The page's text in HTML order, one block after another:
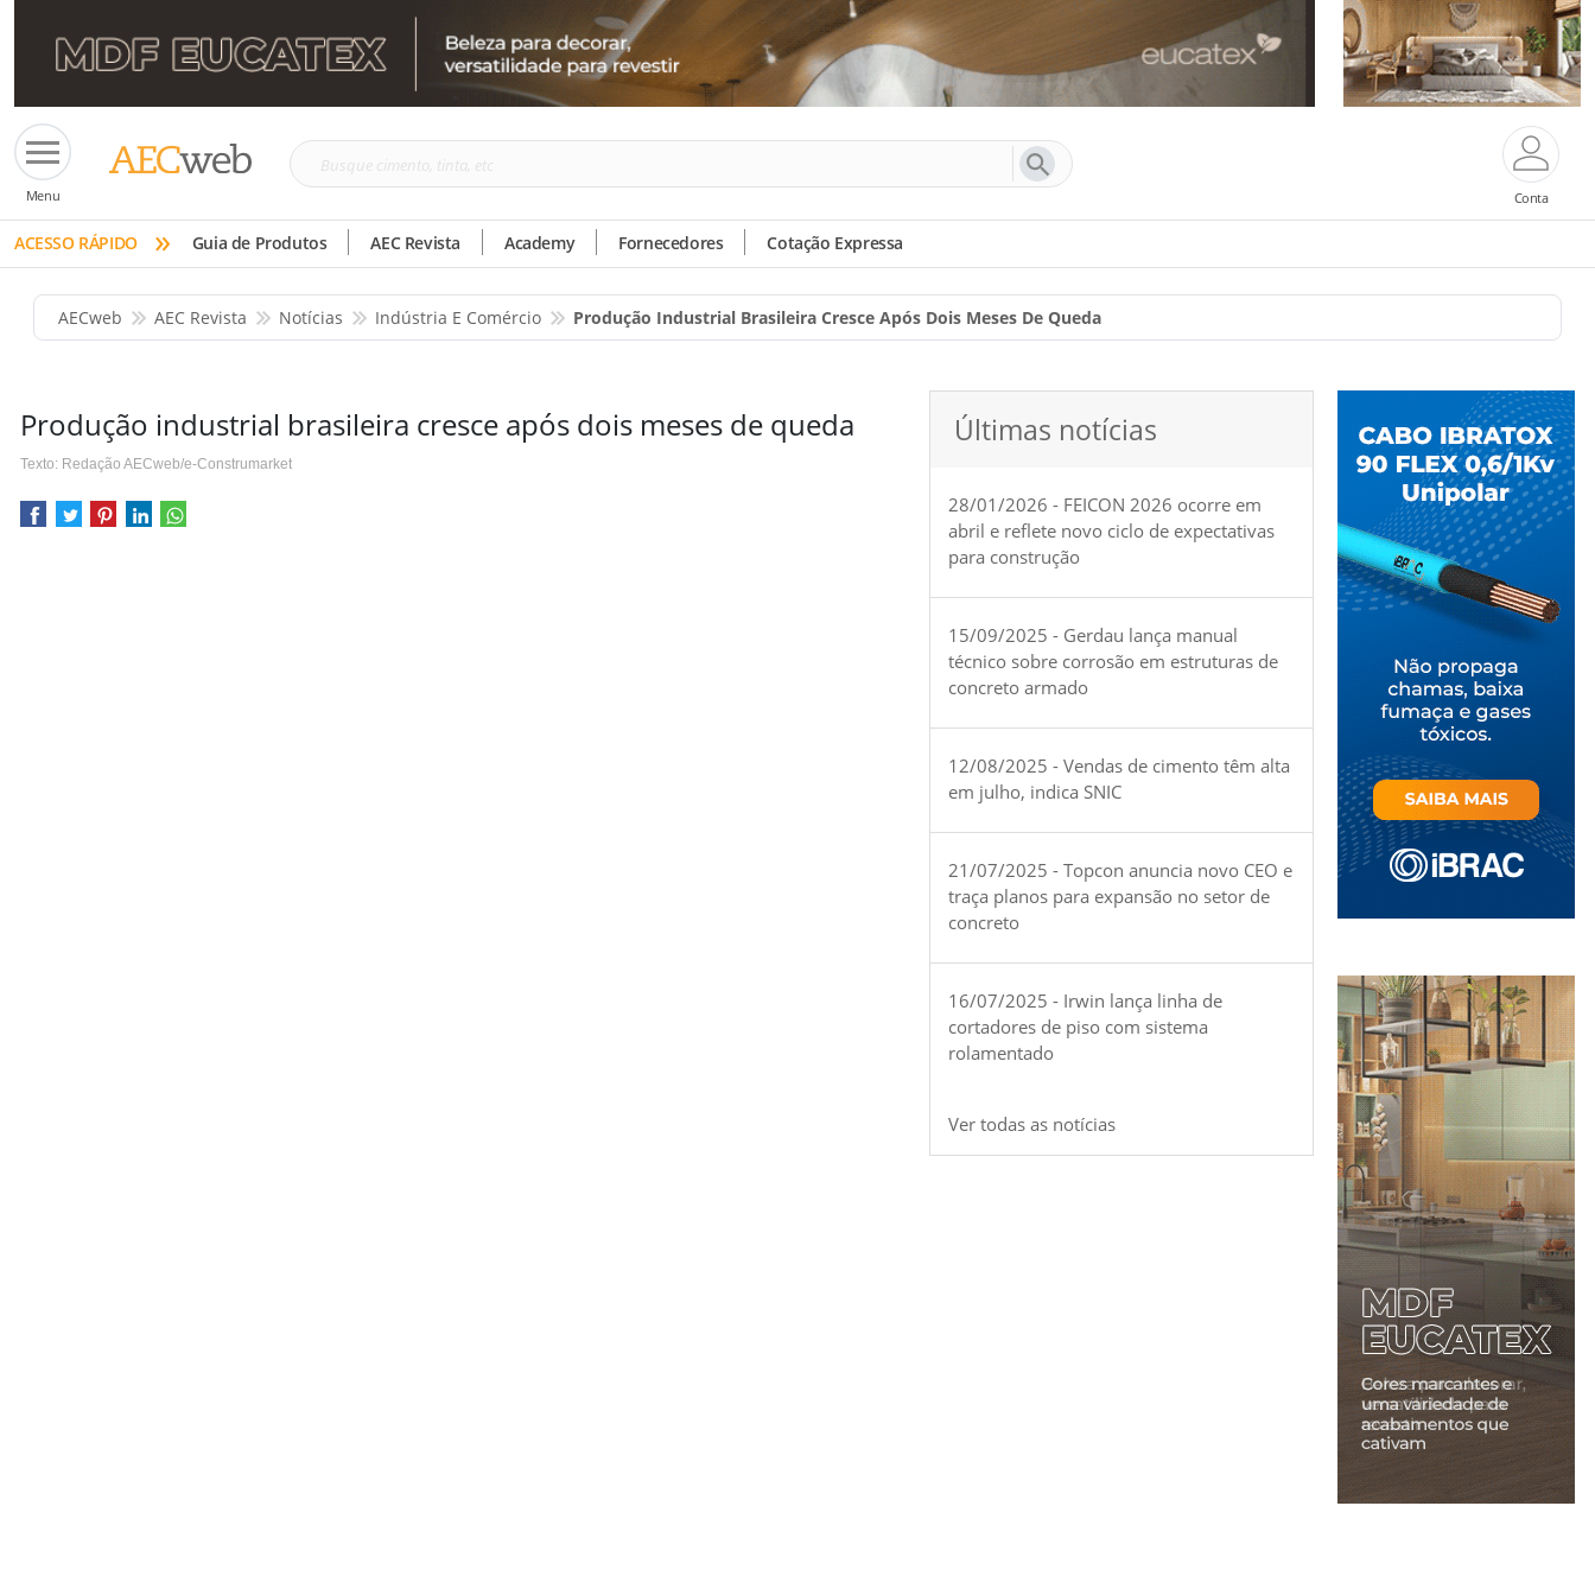
Menu
Busque
tinta,
etc
Conta
ACESSO RÁPIDO » Guia de Produtos AEC Revista Academy Fornecedores Cotação Expressa
AECweb AEC Revista Notícias Indústria E Comércio Produção Industrial Brasileira Cresce Após Dois Meses De Queda
Produção industrial brasileira cresce após dois meses de queda
Texto: Redação AECweb/e-Construmarket
Últimas notícias
28/01/2026 - FEICON 2026 ocorre em
abril e reflete novo ciclo de expectativas
para construção
15/09/2025 - Gerdau lança manual
técnico sobre corrosão em estruturas de
concreto armado
12/08/2025 - Vendas de cimento têm alta
em julho, indica SNIC
21/07/2025 - Topcon anuncia novo CEO e
traça planos para expansão no setor de
concreto
16/07/2025 - Irwin lança linha de
cortadores de piso com sistema
rolamentado
Ver todas as notícias